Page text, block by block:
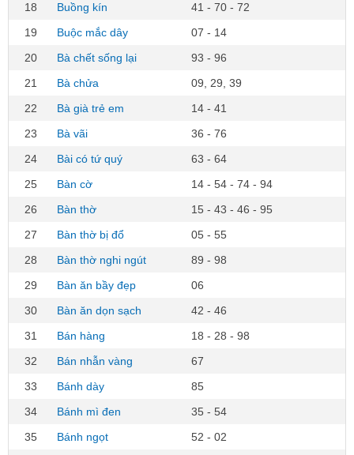
18
Buồng kín
41 - 70 - 72
19
Buộc mắc dây
07 - 14
20
Bà chết sống lại
93 - 96
21
Bà chửa
09, 29, 39
22
Bà già trẻ em
14 - 41
23
Bà vãi
36 - 76
24
Bài có tứ quý
63 - 64
25
Bàn cờ
14 - 54 - 74 - 94
26
Bàn thờ
15 - 43 - 46 - 95
27
Bàn thờ bị đổ
05 - 55
28
Bàn thờ nghi ngút
89 - 98
29
Bàn ăn bầy đẹp
06
30
Bàn ăn dọn sạch
42 - 46
31
Bán hàng
18 - 28 - 98
32
Bán nhẫn vàng
67
33
Bánh dày
85
34
Bánh mì đen
35 - 54
35
Bánh ngọt
52 - 02